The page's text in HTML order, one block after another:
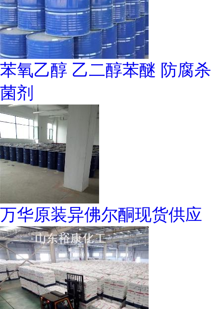
苯氧乙醇 乙二醇苯醚 防腐杀
菌剂
万华原装异佛尔酮现货供应